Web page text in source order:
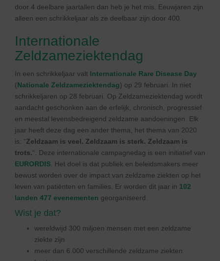
door 4 deelbare jaartallen dan heb je het mis. Eeuwjaren zijn
alleen een schrikkeljaar als ze deelbaar zijn door 400.
Internationale
Zeldzameziektendag
In een schrikkeljaar valt Internationale Rare Disease Day
(Nationale Zeldzameziektendag) op 29 februari. In niet
schrikkeljaren op 28 februari. Op Zeldzameziektendag wordt
aandacht geschonken aan de erfelijk, chronisch, progressief
en meestal levensbedreigend zeldzame aandoeningen. Elk
jaar heeft deze dag een ander thema, het thema van 2020
is: “Zeldzaam is veel. Zeldzaam is sterk. Zeldzaam is
trots.“. Deze internationale campagnedag is een initiatief van
EURORDIS . Het doel is dat publiek en beleidsmakers meer
bewust worden over de impact van zeldzame ziekten op het
leven van patiënten en families. Er worden dit jaar in 102
landen 477 evenementen georganiseerd.
Wist je dat?
wereldwijd 300 miljoen mensen met een zeldzame
ziekte zijn
meer dan 6.000 verschillende zeldzame ziekten